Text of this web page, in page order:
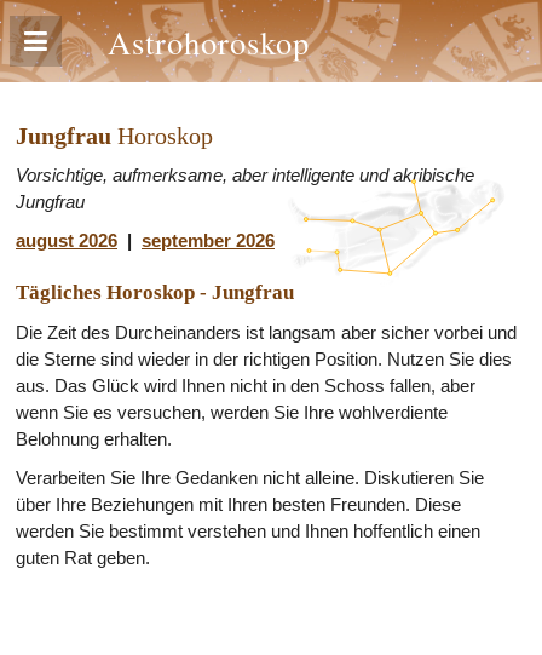
Astrohoroskop
Jungfrau Horoskop
Vorsichtige, aufmerksame, aber intelligente und akribische
Jungfrau
august 2026 | september 2026
Tägliches Horoskop - Jungfrau
Die Zeit des Durcheinanders ist langsam aber sicher vorbei und
die Sterne sind wieder in der richtigen Position. Nutzen Sie dies
aus. Das Glück wird Ihnen nicht in den Schoss fallen, aber
wenn Sie es versuchen, werden Sie Ihre wohlverdiente
Belohnung erhalten.
Verarbeiten Sie Ihre Gedanken nicht alleine. Diskutieren Sie
über Ihre Beziehungen mit Ihren besten Freunden. Diese
werden Sie bestimmt verstehen und Ihnen hoffentlich einen
guten Rat geben.